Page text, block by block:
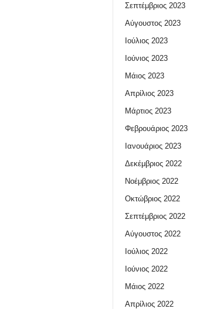
Σεπτέμβριος 2023
Αύγουστος 2023
Ιούλιος 2023
Ιούνιος 2023
Μάιος 2023
Απρίλιος 2023
Μάρτιος 2023
Φεβρουάριος 2023
Ιανουάριος 2023
Δεκέμβριος 2022
Νοέμβριος 2022
Οκτώβριος 2022
Σεπτέμβριος 2022
Αύγουστος 2022
Ιούλιος 2022
Ιούνιος 2022
Μάιος 2022
Απρίλιος 2022